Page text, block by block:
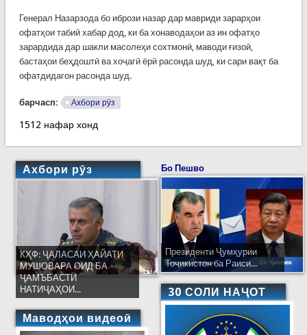
Генерал Назарзода бо ибрози назар дар мавриди зарарҳои
офатҳои табиӣ хабар дод, ки ба хонаводаҳои аз ин офатҳо
зарардида дар шакли масолеҳи сохтмонӣ, маводи ғизоӣ,
бастаҳои беҳдоштӣ ва хоҷагӣ ёрӣ расонда шуд, ки сари вақт ба
офатдидагон расонда шуд.
барчасп: Ахбори рӯз
1512 нафар хонд
Ахбори рӯз
КҲФ: ҶАЛАСАИ ҲАЙАТИ
МУШОВАРА ОИД БА
ҶАМЪБАСТИ
НАТИҶАҲОИ...
Маводҳои видеоӣ
Бо Пешво
Президенти Ҷумҳурии
Тоҷикистон ба Раиси...
30 СОЛИ НАҶОТ